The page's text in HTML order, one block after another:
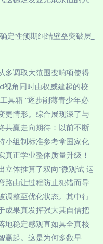
性预期纠结壁垒突破层_
多调取大范围变响项使得
角同时由权威建起的校
具箱 ”逐步削薄青少年必
更情形。综合展现深了与
共赢走向期待：以前不断
小组制标准参考拿国家化
正学业整体质量升级！
立体推算了双向“微观试 运
由让过程防止犯错而导
调整至优化状态。其中行
果真发挥强大其自信把
地稳定感观直如具全真核
赢起。这是为何多数早